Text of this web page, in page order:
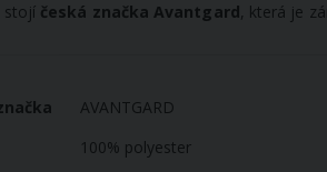
stojí česká značka Avantgard, která je
AVANTGARD
100% polyester